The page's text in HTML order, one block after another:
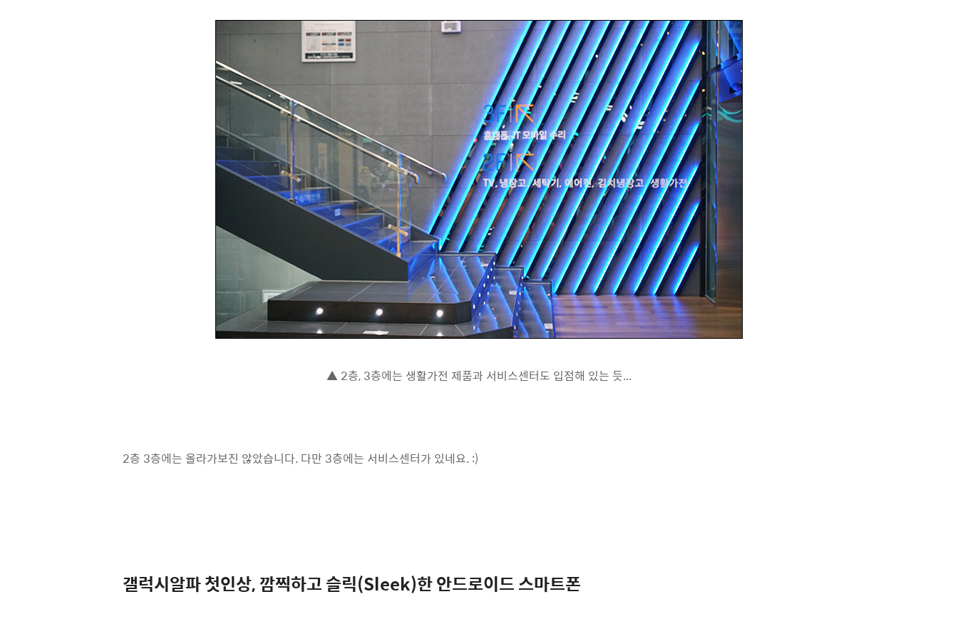
▲ 2층, 3층에는 생활가전 제품과 서비스센터도 입점해 있는 듯...
2층 3층에는 올라가보진 않았습니다. 다만 3층에는 서비스센터가 있네요. :)
갤럭시알파 첫인상, 깜찍하고 슬릭(Sleek)한 안드로이드 스마트폰